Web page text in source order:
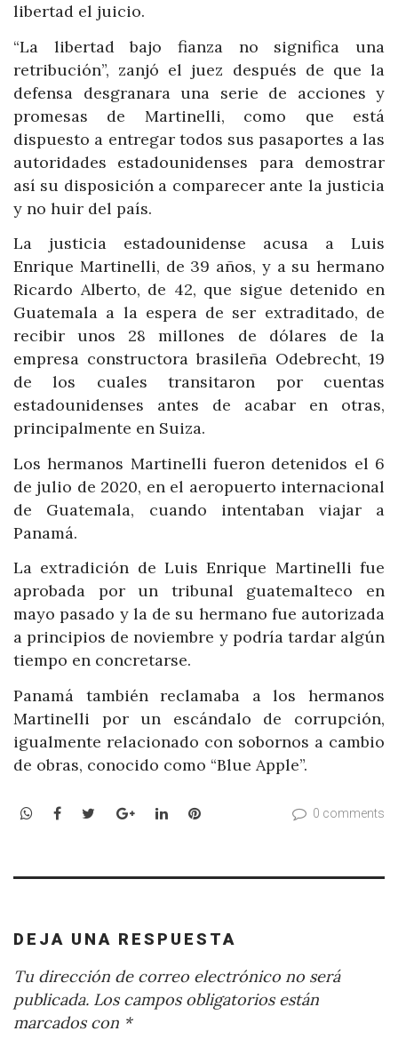
libertad el juicio.
“La libertad bajo fianza no significa una
retribución”, zanjó el juez después de que la
defensa desgranara una serie de acciones y
promesas de Martinelli, como que está
dispuesto a entregar todos sus pasaportes a las
autoridades estadounidenses para demostrar
así su disposición a comparecer ante la justicia
y no huir del país.
La justicia estadounidense acusa a Luis
Enrique Martinelli, de 39 años, y a su hermano
Ricardo Alberto, de 42, que sigue detenido en
Guatemala a la espera de ser extraditado, de
recibir unos 28 millones de dólares de la
empresa constructora brasileña Odebrecht, 19
de los cuales transitaron por cuentas
estadounidenses antes de acabar en otras,
principalmente en Suiza.
Los hermanos Martinelli fueron detenidos el 6
de julio de 2020, en el aeropuerto internacional
de Guatemala, cuando intentaban viajar a
Panamá.
La extradición de Luis Enrique Martinelli fue
aprobada por un tribunal guatemalteco en
mayo pasado y la de su hermano fue autorizada
a principios de noviembre y podría tardar algún
tiempo en concretarse.
Panamá también reclamaba a los hermanos
Martinelli por un escándalo de corrupción,
igualmente relacionado con sobornos a cambio
de obras, conocido como “Blue Apple”.
WhatsApp
Facebook
TwitterGoogle+LinkedInPinterest 0 comments
DEJA UNA RESPUESTA
Tu dirección de correo electrónico no será
publicada. Los campos obligatorios están
marcados con *